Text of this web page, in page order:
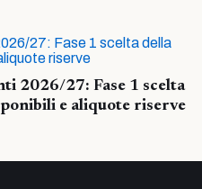
2026/27: Fase 1 scelta
e aliquote riserve